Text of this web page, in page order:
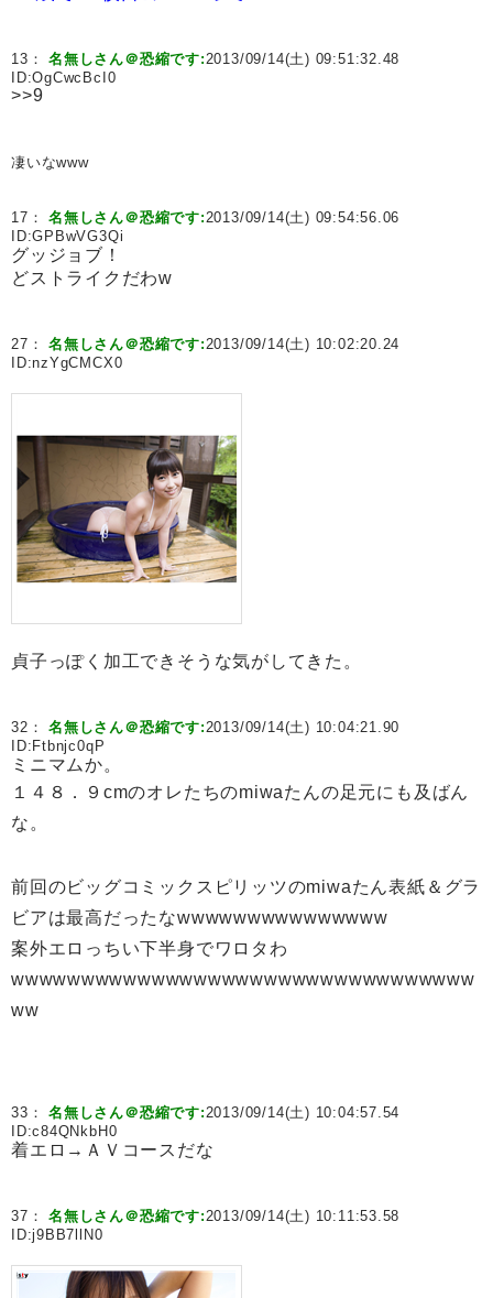
13：名無しさん＠恐縮です:2013/09/14(土) 09:51:32.48
ID:OgCwcBcI0
>>9
凄いなwww
17：名無しさん＠恐縮です:2013/09/14(土) 09:54:56.06
ID:GPBwVG3Qi
グッジョブ！
どストライクだわw
27：名無しさん＠恐縮です:2013/09/14(土) 10:02:20.24
ID:nzYgCMCX0
貞子っぽく加工できそうな気がしてきた。
32：名無しさん＠恐縮です:2013/09/14(土) 10:04:21.90
ID: Ftbnjc0qP
ミニマムか。
１４８．９cmのオレたちのmiwaたんの足元にも及ばん
な。
前回のビッグコミックスピリッツのmiwaたん表紙＆グラ
ビアは最高だったなwwwwwwwwwwwwwww
案外エロっちい下半身でワロタわ
wwwwwwwwwwwwwwwwwwwwwwwwwwwwwwwww
ww
33：名無しさん＠恐縮です:2013/09/14(土) 10:04:57.54
ID:c84QNkbH0
着エロ→ＡＶコースだな
37：名無しさん＠恐縮です:2013/09/14(土) 10:11:53.58
ID:j9BB7llN0